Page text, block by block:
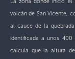
volcán de San Vicente,
al cauce de la
identificada a unos
calcula que la altura